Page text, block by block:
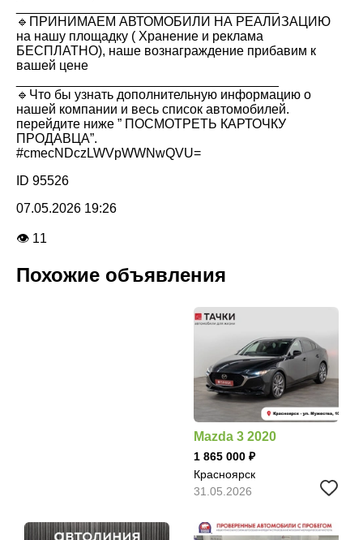
🔹ПРИНИМАЕМ АВТОМОБИЛИ НА РЕАЛИЗАЦИЮ
на нашу площадку ( Хранение и реклама
БЕСПЛАТНО), наше вознаграждение прибавим к
вашей цене
🔹Что бы узнать дополнительную информацию о
нашей компании и весь список автомобилей.
перейдите ниже ” ПОСМОТРЕТЬ КАРТОЧКУ
ПРОДАВЦА”.
#cmecNDczLWVpWWNwQVU=
ID 95526
07.05.2026 19:26
👁 11
Похожие объявления
Mazda 3 2020
1 865 000
Красноярск
31.05.2026